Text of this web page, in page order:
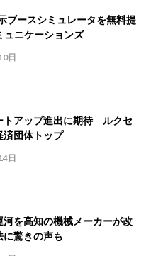
ブースシミュレータを無料提
ニケーションズ
日
トアップ進出に期待 ルクセ
済団体トップ
日
河を高知の機械メーカーが改
驚きの声も